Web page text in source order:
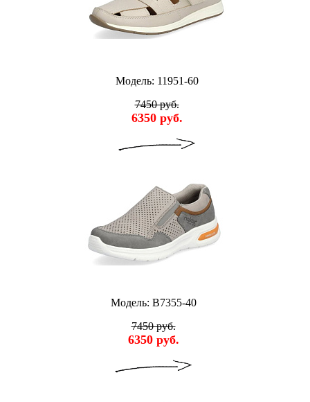
Модель: 11951-60
7450 руб.
6350 руб.
Модель: B7355-40
7450 руб.
6350 руб.